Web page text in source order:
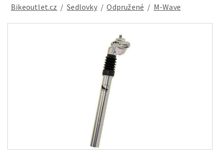
Bikeoutlet.cz / sedlovky / odpružené / M-Wave